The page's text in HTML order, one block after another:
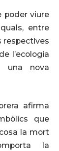
poder viure
entre
respectives
l’ecologia
una nova
afirma
que
la mort
la